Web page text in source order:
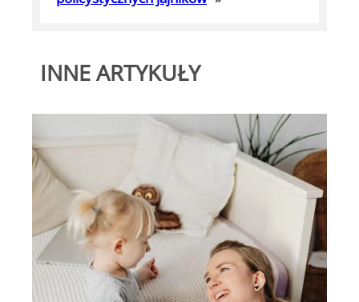
INNE ARTYKUŁY